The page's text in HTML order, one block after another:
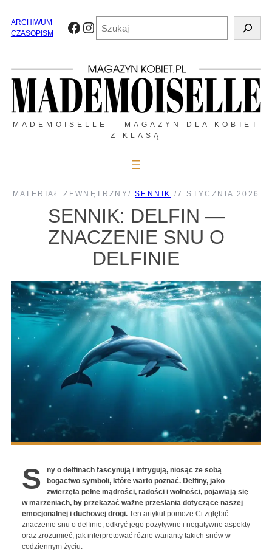
treściARCHIWUM
CZASOPISM
Facebook
Instagram
MADEMOISELLE – MAGAZYN DLA KOBIET
Z KLASĄ
MATERIAŁ ZEWNĘTRZNY/SENNIK /7 STYCZNIA 2026
SENNIK: DELFIN —
ZNACZENIE SNU O
DELFINIE
S
ny o delfinach fascynują i intrygują, niosąc ze sobą
bogactwo symboli, które warto poznać. Delfiny, jako
zwierzęta pełne mądrości, radości i wolności, pojawiają się
w marzeniach, by przekazać ważne przesłania dotyczące naszej
emocjonalnej i duchowej drogi.Ten artykuł pomoże Ci zgłębić
znaczenie snu o delfinie, odkryć jego pozytywne i negatywne aspekty
oraz zrozumieć, jak interpretować różne warianty takich snów w
codziennym życiu.